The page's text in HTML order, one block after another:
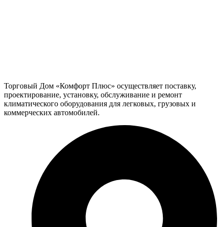
Торговый Дом «Комфорт Плюс» осуществляет поставку,
проектирование, установку, обслуживание и ремонт
климатического оборудования для легковых, грузовых и
коммерческих автомобилей.